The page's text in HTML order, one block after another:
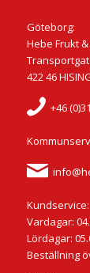
Göteborg:
Hebe Frukt
422 46
+46
Kundservice:
Vardagar:
Lördagar:
Beställning